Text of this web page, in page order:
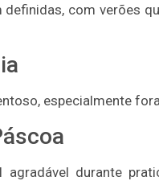
definidas, com verões
especialmente
agradável durante